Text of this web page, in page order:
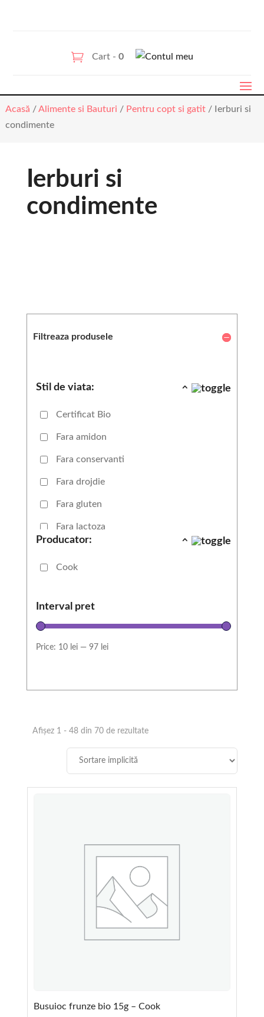
Cart - 0
Acasă /Alimente si Bauturi / Pentru copt si gatit/ Ierburi si
condimente
Ierburi si
condimente
Filtreaza produsele
Stil de viata:
Certificat Bio
Fara amidon
Fara conservanti
Fara drojdie
Fara gluten
Fara lactoza
Fara zahar adaugat
Producator:
Cook
Interval pret
Price: 10 lei— 97 lei
Afișez 1 - 48 din 70 de rezultate
Busuioc frunze bio 15g – Cook